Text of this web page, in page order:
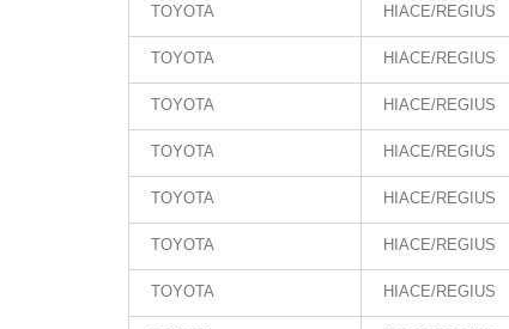
TOYOTA HIACE/REGIUS
TOYOTA HIACE/REGIUS
TOYOTA HIACE/REGIUS
TOYOTA HIACE/REGIUS
TOYOTA HIACE/REGIUS
TOYOTA HIACE/REGIUS
TOYOTA HIACE/REGIUS